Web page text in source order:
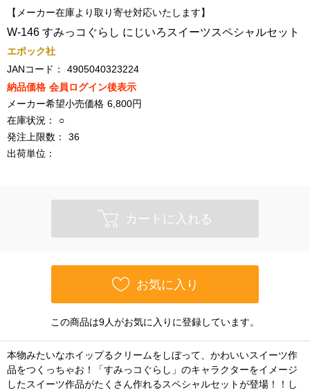
【メーカー在庫より取り寄せ対応いたします】
W-146 すみっコぐらし にじいろスイーツスペシャルセット
エポック社
JANコード：
4905040323224
納品価格 会員ログイン後表示
メーカー希望小売価格 6,800円
在庫状況：
○
発注上限数：
36
出荷単位：
カートに入れる
お気に入り
この商品は9人がお気に入りに登録しています。
本物みたいなホイップるクリームをしぼって、かわいいスイーツ作
品をつくっちゃお！「すみっコぐらし」のキャラクターをイメージ
したスイーツ作品がたくさん作れるスペシャルセットが登場！！し